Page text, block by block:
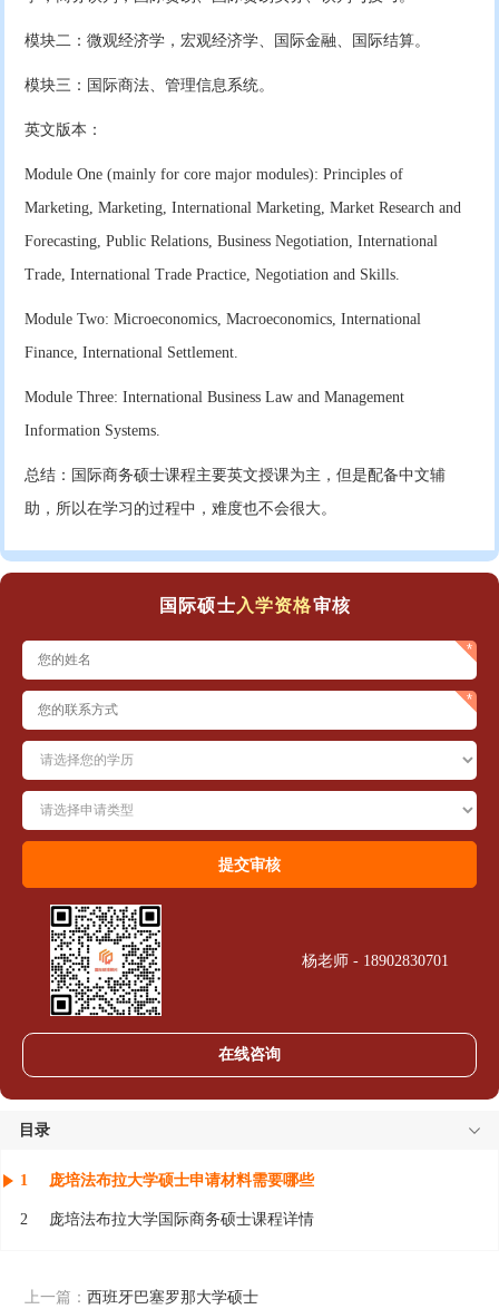
模块二：微观经济学，宏观经济学、国际金融、国际结算。
模块三：国际商法、管理信息系统。
英文版本：
Module One (mainly for core major modules): Principles of
Marketing, Marketing, International Marketing, Market Research and
Forecasting, Public Relations, Business Negotiation, International
Trade, International Trade Practice, Negotiation and Skills.
Module Two: Microeconomics, Macroeconomics, International
Finance, International Settlement.
Module Three: International Business Law and Management
Information Systems.
总结：国际商务硕士课程主要英文授课为主，但是配备中文辅
助，所以在学习的过程中，难度也不会很大。
国际硕士 入学资格审核
杨老师 - 18902830701
在线咨询
目录
1 庞培法布拉大学硕士申请材料需要哪些
2 庞培法布拉大学国际商务硕士课程详情
上一篇：西班牙巴塞罗那大学硕士